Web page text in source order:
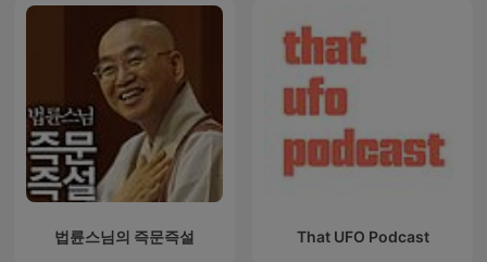
법륜스님의 즉문즉설 That UFO Podcast